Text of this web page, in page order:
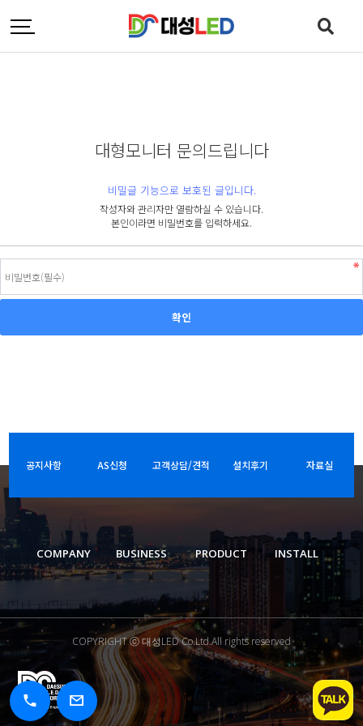
대형모니터 문의드립니다
비밀글 기능으로 보호된 글입니다.
작성자와 관리자만 열람하실 수 있습니다.
본인이라면 비밀번호를 입력하세요.
공지사항 AS신청 고객상담/견적 설치후기 자료실
COMPANY BUSINESS PRODUCT INSTALL
COPYRIGHT ⓒ 대성LED Co.Ltd.All rights reserved